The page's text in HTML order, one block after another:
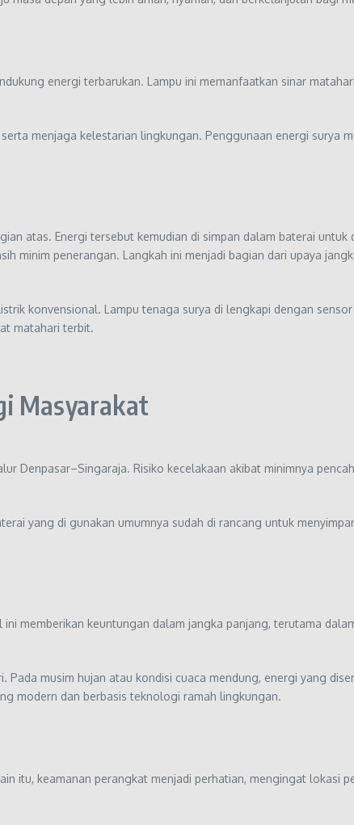
energi terbarukan. Lampu ini memanfaatkan sinar
menjaga kelestarian lingkungan. Penggunaan energi surya
atas. Energi tersebut kemudian di simpan dalam baterai untuk
minim penerangan. Langkah ini menjadi bagian dari upaya
konvensional. Lampu tenaga surya di lengkapi dengan
matahari terbit.
Masyarakat
Denpasar–Singaraja. Risiko kecelakaan akibat minimnya
yang di gunakan umumnya sudah di rancang untuk
memberikan keuntungan dalam jangka panjang, terutama
musim hujan atau kondisi cuaca mendung, energi yang
modern dan berbasis teknologi ramah lingkungan.
itu, keamanan perangkat menjadi perhatian, mengingat lokasi